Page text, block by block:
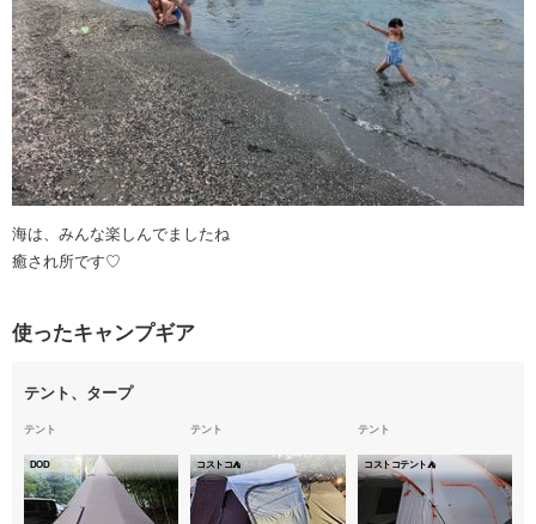
海は、みんな楽しんでましたね
癒され所です♡
使ったキャンプギア
テント、タープ
テント
DOD
テント
コストコ⛺
テント
コストコテント⛺